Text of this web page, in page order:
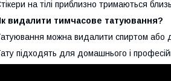
на тілі приблизно тримаються
видалити тимчасове татуювання?
можна видалити спиртом або
підходять для домашнього і